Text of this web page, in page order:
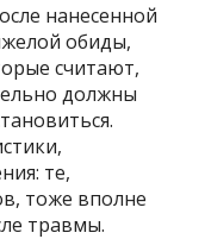
нанесенной
обиды,
считают,
должны
те,
тоже вполне
травмы.